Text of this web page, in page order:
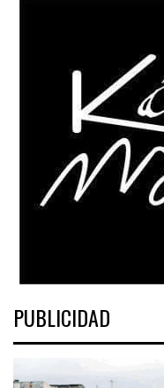
PUBLICIDAD